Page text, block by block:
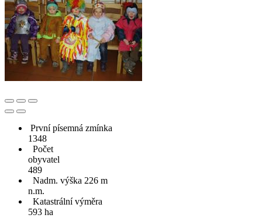
První písemná zmínka
1348
Počet
obyvatel
489
Nadm. výška 226 m
n.m.
Katastrální výměra
593 ha